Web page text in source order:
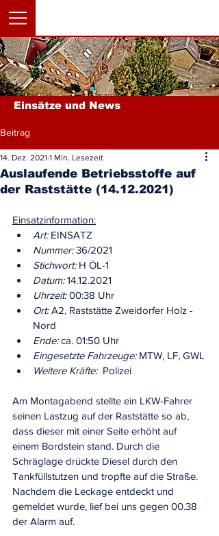
Einsätze und News
Beitrag
Auslaufende Betriebsstoffe auf
der Raststätte (14.12.2021)
14. Dez. 2021 1 Min. Lesezeit
Einsatzinformation:
Art: EINSATZ
Nummer: 36/2021
Stichwort: H ÖL-1
Datum: 14.12.2021
Uhrzeit: 00:38 Uhr
Ort: A2, Raststätte Zweidorfer Holz -
Nord
Ende: ca. 01:50 Uhr
Eingesetzte Fahrzeuge: MTW, LF, GWL
Weitere Kräfte:
  Polizei
Am Montagabend stellte ein LKW-Fahrer
seinen Lastzug auf der Raststätte so ab,
dass dieser mit einer Seite erhöht auf
einem Bordstein stand. Durch die
Schräglage drückte Diesel durch den
Tankfüllstutzen und tropfte auf die Straße.
Nachdem die Leckage entdeckt und
gemeldet wurde, lief bei uns gegen 00.38
der Alarm auf.